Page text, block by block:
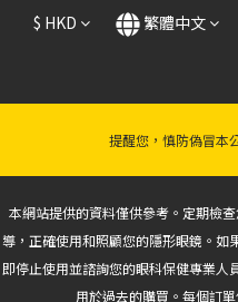
$ HKD 繁體中文
提醒您，慎防偽冒本
本網站提供的資料僅供參考。定期檢
導，正確使用和照顧您的隱形眼鏡。如
即停止使用並諮詢您的眼科保健專業人
用於過去的購買。每個訂